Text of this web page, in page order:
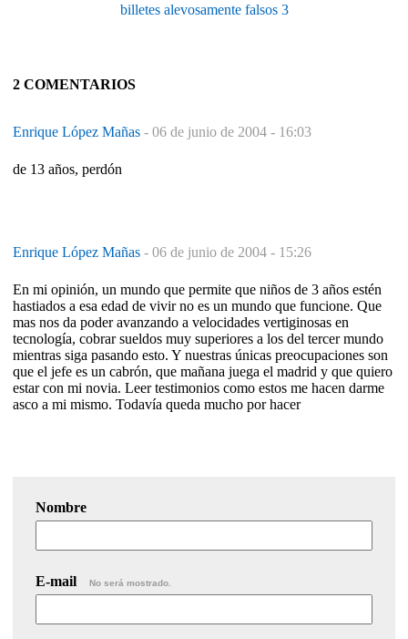
billetes alevosamente falsos 3
2 COMENTARIOS
Enrique López Mañas - 06 de junio de 2004 - 16:03
de 13 años, perdón
Enrique López Mañas - 06 de junio de 2004 - 15:26
En mi opinión, un mundo que permite que niños de 3 años estén
hastiados a esa edad de vivir no es un mundo que funcione. Que
mas nos da poder avanzando a velocidades vertiginosas en
tecnología, cobrar sueldos muy superiores a los del tercer mundo
mientras siga pasando esto. Y nuestras únicas preocupaciones son
que el jefe es un cabrón, que mañana juega el madrid y que quiero
estar con mi novia. Leer testimonios como estos me hacen darme
asco a mi mismo. Todavía queda mucho por hacer
Nombre
E-mail No será mostrado.